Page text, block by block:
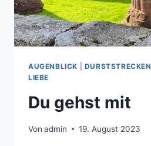
AUGENBLICK DURSTSTRECKEN
LIEBE
Du gehst mit
Von admin 19. August 2023